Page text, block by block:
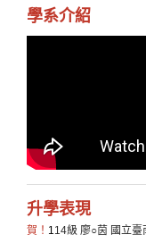
學系介紹
升學表現
賀！ 1 14級 廖○茵 國立